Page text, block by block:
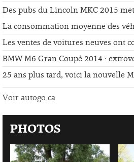
Des pubs du Lincoln MKC 2015
La consommation moyenne des
Les ventes de voitures neuves ont
BMW M6 Gran Coupé 2014 :
25 ans plus tard, voici la nouvelle
Voir autogo.ca
PHOTOS